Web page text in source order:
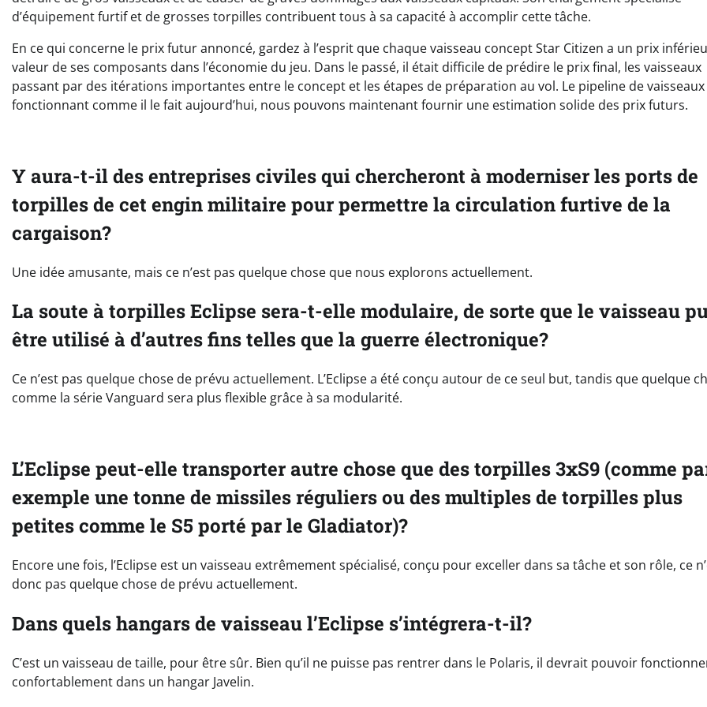
d’équipement furtif et de grosses torpilles contribuent tous à sa capacité à accomplir cette tâche.
En ce qui concerne le prix futur annoncé, gardez à l’esprit que chaque vaisseau concept Star Citizen a un prix
valeur de ses composants dans l’économie du jeu. Dans le passé, il était difficile de prédire le prix final, les vaisseaux
passant par des itérations importantes entre le concept et les étapes de préparation au vol. Le pipeline de vaisseaux
fonctionnant comme il le fait aujourd’hui, nous pouvons maintenant fournir une estimation solide des prix futurs.
Y aura-t-il des entreprises civiles qui chercheront à moderniser les ports de
torpilles de cet engin militaire pour permettre la circulation furtive de la
cargaison?
Une idée amusante, mais ce n’est pas quelque chose que nous explorons actuellement.
La soute à torpilles Eclipse sera-t-elle modulaire, de sorte que le vaisseau
être utilisé à d’autres fins telles que la guerre électronique?
Ce n’est pas quelque chose de prévu actuellement. L’Eclipse a été conçu autour de ce seul but, tandis que quelque
comme la série Vanguard sera plus flexible grâce à sa modularité.
L’Eclipse peut-elle transporter autre chose que des torpilles 3xS9 (comme
exemple une tonne de missiles réguliers ou des multiples de torpilles plus
petites comme le S5 porté par le Gladiator)?
Encore une fois, l’Eclipse est un vaisseau extrêmement spécialisé, conçu pour exceller dans sa tâche et son rôle, ce
donc pas quelque chose de prévu actuellement.
Dans quels hangars de vaisseau l’Eclipse s’intégrera-t-il?
C’est un vaisseau de taille, pour être sûr. Bien qu’il ne puisse pas rentrer dans le Polaris, il devrait pouvoir
confortablement dans un hangar Javelin.